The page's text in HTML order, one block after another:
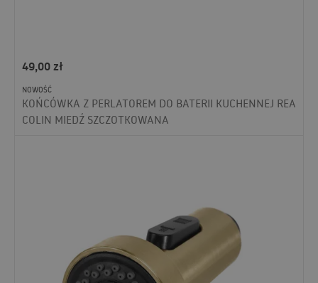
49,00zł
NOWOŚĆ
KOŃCÓWKA Z PERLATOREM DO BATERII KUCHENNEJ REA
COLIN MIEDŹ SZCZOTKOWANA